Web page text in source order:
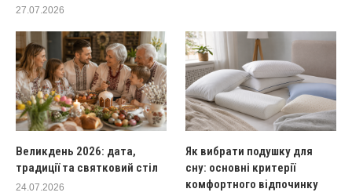
27.07.2026
Великдень 2026: дата,
традиції та святковий стіл
24.07.2026
Як вибрати подушку для
сну: основні критерії
комфортного відпочинку